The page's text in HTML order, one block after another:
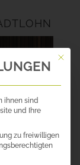
Mit
ihnen sind
und Ihre
zu freiwilligen